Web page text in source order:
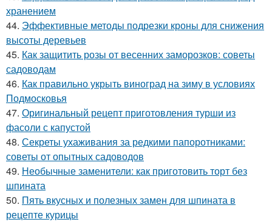
хранением
44. Эффективные методы подрезки кроны для снижения
высоты деревьев
45. Как защитить розы от весенних заморозков: советы
садоводам
46. Как правильно укрыть виноград на зиму в условиях
Подмосковья
47. Оригинальный рецепт приготовления турши из
фасоли с капустой
48. Секреты ухаживания за редкими папоротниками:
советы от опытных садоводов
49. Необычные заменители: как приготовить торт без
шпината
50. Пять вкусных и полезных замен для шпината в
рецепте курицы